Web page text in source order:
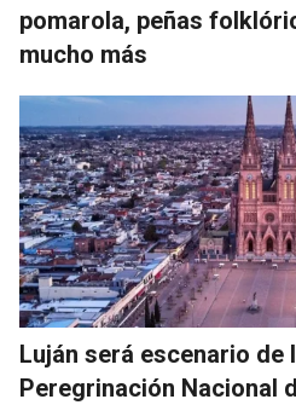
pomarola, peñas
mucho más
Luján será escenario de
Peregrinación Nacional